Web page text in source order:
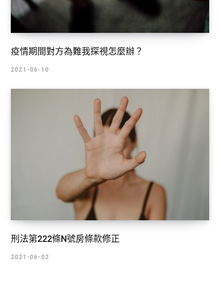
疫情期間對方為難我探視怎麼辦？
2021-06-10
刑法第222條N號房條款修正
2021-06-02